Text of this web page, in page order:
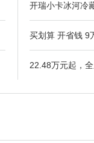
开瑞小卡冰河冷
买划算 开省钱 9
22.48万元起，